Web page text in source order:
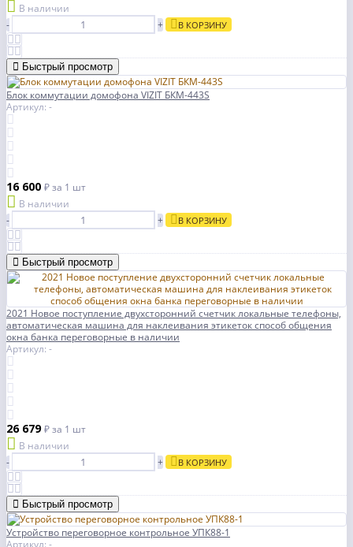
В наличии
-
+ В КОРЗИНУ
Быстрый просмотр
Блок коммутации домофона VIZIT БКМ-443S
Артикул: -
16 600 ₽за 1 шт
В наличии
-
+ В КОРЗИНУ
Быстрый просмотр
2021 Новое поступление двухсторонний счетчик локальные телефоны,
автоматическая машина для наклеивания этикеток способ общения
окна банка переговорные в наличии
Артикул: -
26 679₽за 1 шт
В наличии
-
+ В КОРЗИНУ
Быстрый просмотр
Устройство переговорное контрольное УПК88-1